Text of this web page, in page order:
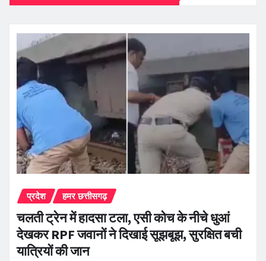
प्रदेश हमर छत्तीसगढ़
चलती ट्रेन में हादसा टला, एसी कोच के नीचे धुआं
देखकर RPF जवानों ने दिखाई सूझबूझ, सुरक्षित बची
यात्रियों की जान